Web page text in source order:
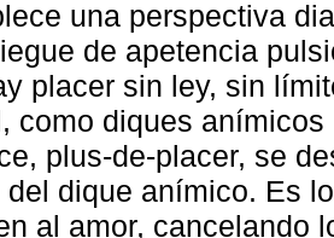
una perspectiva
de apetencia
placer sin ley, sin
como diques
plus-de-placer, se
del dique anímico. Es
al amor, cancelando